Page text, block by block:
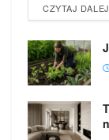
CZYTAJ DALEJ